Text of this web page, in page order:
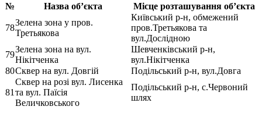
№ Назва об’єкта Місце розташування об’єкта
78
Зелена зона у пров.
Третьякова
Київський р-н, обмежений
пров.Третьякова та
вул.Дослідною
79
Зелена зона на вул.
Нікітченка
Шевченківський р-н,
вул.Нікітченка
80Сквер на вул. Довгій Подільський р-н, вул.Довга
81
Сквер на розі вул. Лисенка
та вул. Паїсія
Величковського
Подільський р-н, с.Червоний
шлях